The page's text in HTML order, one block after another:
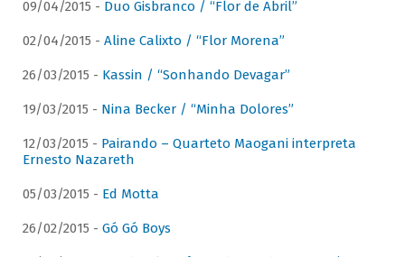
09/04/2015 - Duo Gisbranco / “Flor de Abril”
02/04/2015 - Aline Calixto / “Flor Morena”
26/03/2015 - Kassin / “Sonhando Devagar”
19/03/2015 - Nina Becker / “Minha Dolores”
12/03/2015 - Pairando – Quarteto Maogani interpreta
Ernesto Nazareth
05/03/2015 - Ed Motta
26/02/2015 - Gó Gó Boys